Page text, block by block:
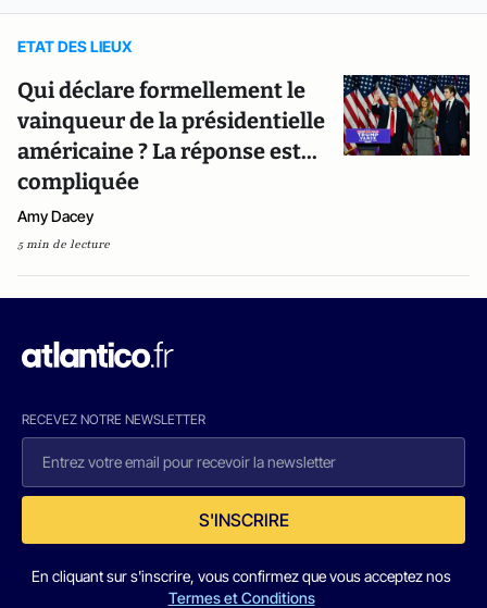
ETAT DES LIEUX
Qui déclare formellement le
vainqueur de la présidentielle
américaine ? La réponse est...
compliquée
Amy Dacey
5 min de lecture
RECEVEZ NOTRE NEWSLETTER
S'INSCRIRE
En cliquant sur s'inscrire, vous confirmez que vous acceptez nos
Termes et Conditions